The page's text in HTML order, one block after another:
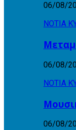
06/08/
ΝΟΤΙΑ
06/08/
ΝΟΤΙΑ
06/08/